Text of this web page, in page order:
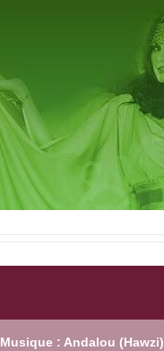
Musique : Andalou (Hawzi)